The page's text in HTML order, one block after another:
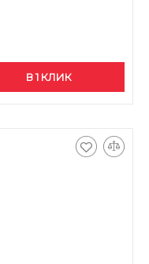
В 1 КЛИК